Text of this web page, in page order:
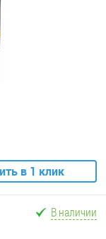
в 1 клик
В наличии